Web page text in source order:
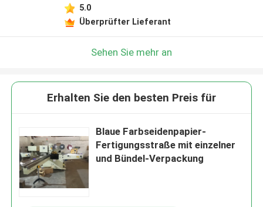
5.0
Überprüfter Lieferant
Sehen Sie mehr an
Erhalten Sie den besten Preis für
Blaue Farbseidenpapier-
Fertigungsstraße mit einzelner
und Bündel-Verpackung